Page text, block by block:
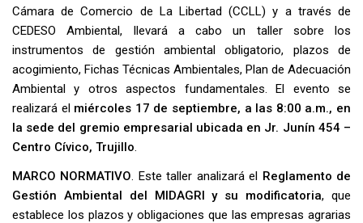
Cámara de Comercio de La Libertad (CCLL) y a través de
CEDESO Ambiental, llevará a cabo un taller sobre los
instrumentos de gestión ambiental obligatorio, plazos de
acogimiento, Fichas Técnicas Ambientales, Plan de Adecuación
Ambiental y otros aspectos fundamentales. El evento se
realizará el miércoles 17 de septiembre, a las 8:00 a.m., en
la sede del gremio empresarial ubicada en Jr. Junín 454 –
Centro Cívico, Trujillo
MARCO NORMATIVO . Este taller analizará el Reglamento de
Gestión Ambiental del MIDAGRI y su modificatoria, que
establece los plazos y obligaciones que las empresas agrarias